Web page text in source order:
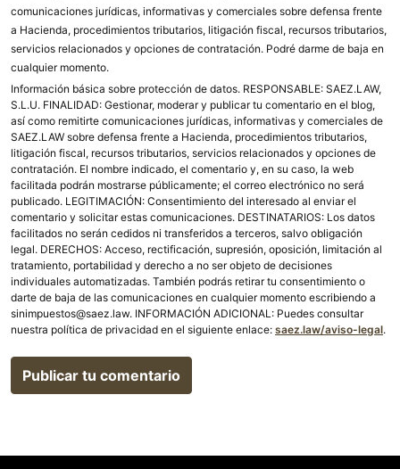
comunicaciones jurídicas, informativas y comerciales sobre defensa frente
a Hacienda, procedimientos tributarios, litigación fiscal, recursos tributarios,
servicios relacionados y opciones de contratación. Podré darme de baja en
cualquier momento.
Información básica sobre protección de datos. RESPONSABLE: SAEZ.LAW,
S.L.U. FINALIDAD: Gestionar, moderar y publicar tu comentario en el blog,
así como remitirte comunicaciones jurídicas, informativas y comerciales de
SAEZ.LAW sobre defensa frente a Hacienda, procedimientos tributarios,
litigación fiscal, recursos tributarios, servicios relacionados y opciones de
contratación. El nombre indicado, el comentario y, en su caso, la web
facilitada podrán mostrarse públicamente; el correo electrónico no será
publicado. LEGITIMACIÓN: Consentimiento del interesado al enviar el
comentario y solicitar estas comunicaciones. DESTINATARIOS: Los datos
facilitados no serán cedidos ni transferidos a terceros, salvo obligación
legal. DERECHOS: Acceso, rectificación, supresión, oposición, limitación al
tratamiento, portabilidad y derecho a no ser objeto de decisiones
individuales automatizadas. También podrás retirar tu consentimiento o
darte de baja de las comunicaciones en cualquier momento escribiendo a
sinimpuestos@saez.law. INFORMACIÓN ADICIONAL: Puedes consultar
nuestra política de privacidad en el siguiente enlace: saez.law/aviso-legal.